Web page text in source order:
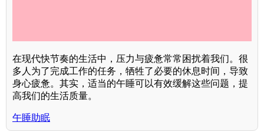
在现代快节奏的生活中，压力与疲惫常常困扰着我们。很
多人为了完成工作的任务，牺牲了必要的休息时间，导致
身心疲惫。其实，适当的午睡可以有效缓解这些问题，提
高我们的生活质量。
午睡助眠